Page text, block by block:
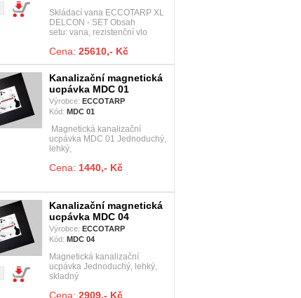
Skládací vana ECCOTARP XL
DELCON - SET Obsah
setu: vana, rezistenční vlo
Cena: 25610,- Kč
Kanalizační magnetická
ucpávka MDC 01
Výrobce: ECCOTARP
Kód: MDC 01
Magnetická kanalizační
ucpávka MDC 01 Jednoduchý,
lehký,
Cena: 1440,- Kč
Kanalizační magnetická
ucpávka MDC 04
Výrobce: ECCOTARP
Kód: MDC 04
Magnetická kanalizační
ucpávka Jednoduchý, lehký,
skladný
Cena: 2909,- Kč